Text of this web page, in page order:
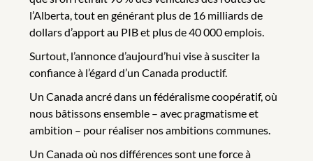
l’Alberta, tout en générant plus de 16 milliards de
dollars d’apport au PIB et plus de 40 000 emplois.
Surtout, l’annonce d’aujourd’hui vise à susciter la
confiance à l’égard d’un Canada productif.
Un Canada ancré dans un fédéralisme coopératif, où
nous bâtissons ensemble – avec pragmatisme et
ambition – pour réaliser nos ambitions communes.
Un Canada où nos différences sont une force à